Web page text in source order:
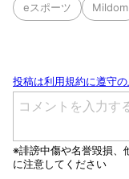
eスポーツ Mildom